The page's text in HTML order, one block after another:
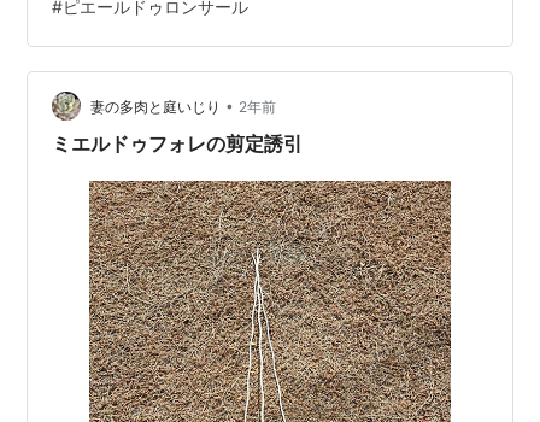
く付き合っていこうという方針のようです。 癌腫疑惑は
とれるだけ取って、あとは自然に任せようと思います。
ダメになったらその時考える、そもそも地植えしている
以上は癌腫は避けられないとか。 シュートが伸びればこ
こにフェンスを置いて誘引した…
#ピエールドゥロンサール
妻の多肉と庭いじり • 2年前
ミエルドゥフォレの剪定誘引